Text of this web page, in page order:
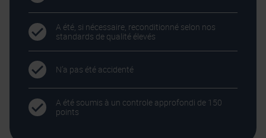
A été, si nécessaire, reconditionné selon nos
standards de qualité élevés
N’a pas été accidenté
A été soumis à un controle approfondi de 150
points